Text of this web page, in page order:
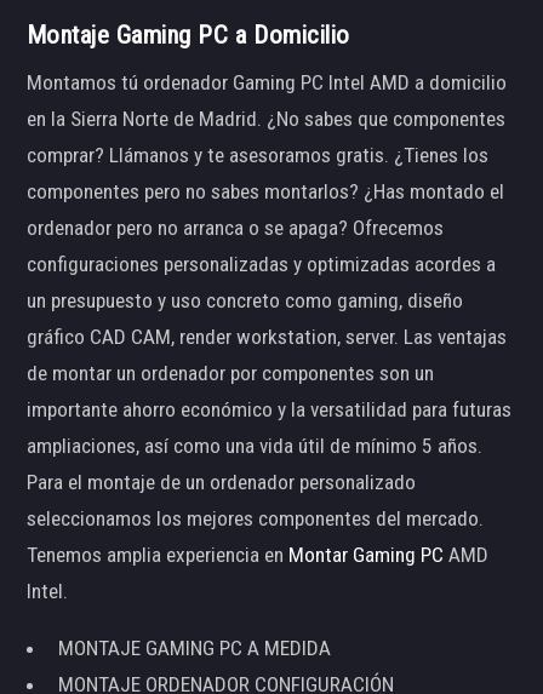
Montaje Gaming PC a Domicilio
Montamos tú ordenador Gaming PC Intel AMD a domicilio
en la Sierra Norte de Madrid. ¿No sabes que componentes
comprar? Llámanos y te asesoramos gratis. ¿Tienes los
componentes pero no sabes montarlos? ¿Has montado el
ordenador pero no arranca o se apaga? Ofrecemos
configuraciones personalizadas y optimizadas acordes a
un presupuesto y uso concreto como gaming, diseño
gráfico CAD CAM, render workstation, server. Las ventajas
de montar un ordenador por componentes son un
importante ahorro económico y la versatilidad para futuras
ampliaciones, así como una vida útil de mínimo 5 años.
Para el montaje de un ordenador personalizado
seleccionamos los mejores componentes del mercado.
Tenemos amplia experiencia en Montar Gaming PC AMD
Intel.
MONTAJE GAMING PC A MEDIDA
MONTAJE ORDENADOR CONFIGURACIÓN